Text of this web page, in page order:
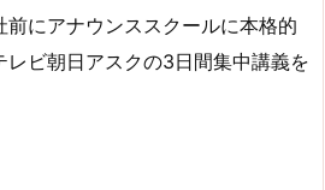
前にアナウンススクールに本格的
レビ朝日アスクの3日間集中講義を